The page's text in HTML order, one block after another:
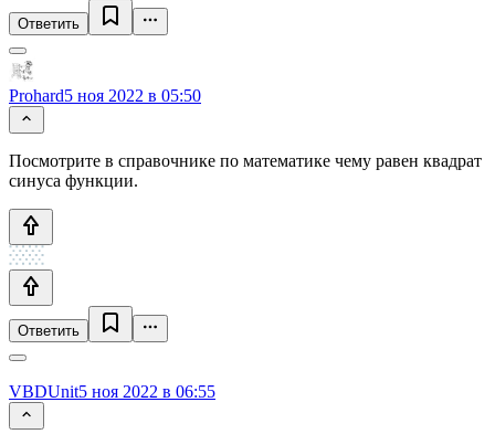
Ответить
Prohard5 ноя 2022 в 05:50
Посмотрите в справочнике по математике чему равен квадрат
синуса функции.
Ответить
VBDUnit5 ноя 2022 в 06:55